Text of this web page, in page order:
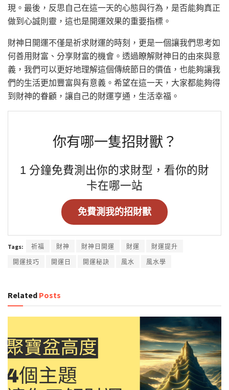
現。最後，反思自己在這一天的心態與行為，是否能夠真正
做到心誠則靈，這也是開運效果的重要指標。
財神日開運不僅是祈求財運的時刻，更是一個讓我們思考如
何善用財富、分享財富的機會。透過瞭解財神日的由來與意
義，我們可以更好地理解這個傳統節日的價值，也能夠讓我
們的生活更加豐富與有意義。希望在這一天，大家都能夠得
到財神的眷顧，讓自己的財運亨通，生活幸福。
你有哪一隻招財獸？
1 分鐘免費測出你的求財型，看你的財
卡在哪一站
免費測我的招財獸
Tags: 祈福 財神 財神日開運 財運
財運提升
開運技巧
開運日 開運秘訣 風水 風水學
Related Posts